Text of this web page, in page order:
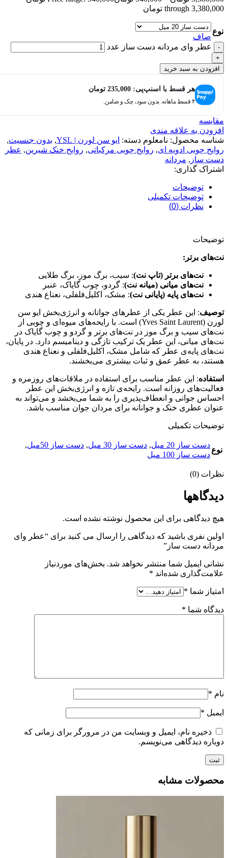
through 3,380,000 تومان
نوع
صاف
عطر وای مردانه دست ساز عدد
افزودن به سبد خرید
هر قسط با اسنپ‌پی: 235,000 تومان
۴ قسط ماهانه. بدون سود، چک و ضامن.
مقایسه
افزودن به علاقه مندی
شناسه محصول: نامعلوم دسته: ایو سن لورن | YSL , بدون جنسیت,
روایح چوبی ادویه ای, روایح چوبی مرکباتی, روایح خنک شیرین, عطر
دست ساز , مردانه
اشتراک گذاری:
توضیحات
توضیحات تکمیلی
نظرات (0)
توضیحات
نت‌های برتر:
نت‌های برتر (تاپ نت): سیب، برگ موز، برگ طلایی
نت‌های میانی (میانه نت): گردو، چوب گایاک، عنبر
نت‌های پایه (پایانی نت): مشک، اکلیل‌فلفلی، نعناع هندی
توصیف: این عطر یکی از عطرهای جوانانه و انرژی‌بخش ایو سن
لورن (Yves Saint Laurent) است. با رایحه‌های میوه‌ای و چوبی از
نت‌های سیب و برگ موز در نت‌های برتر و گردو و چوب گایاک در
نت‌های میانی، این عطر یک ترکیب تازگی و دینامیسم دارد. در پایان،
نت‌های پایه‌ی عطر که شامل مشک، اکلیل‌فلفلی و نعناع هندی
هستند، به عطر عمق و ثبات بیشتری می‌بخشند.
استفاده: این عطر مناسب برای استفاده در ملاقات‌های روزمره و
فعالیت‌های روزانه است. رایحه‌ی تازه و انرژی‌بخش این عطر
احساس جوانی و انعطاف‌پذیری را به شما می‌بخشد و می‌تواند به
عنوان عطری خنک و جوانانه برای مردان جوان مناسب باشد.
توضیحات تکمیلی
نوع
دست ساز 20 میل , دست ساز 30 میل , دست ساز 50میل
,
دست ساز 100 میل
نظرات (0)
دیدگاهها
هیچ دیدگاهی برای این محصول نوشته نشده است.
اولین نفری باشید که دیدگاهی را ارسال می کنید برای “عطر وای
مردانه دست ساز”
نشانی ایمیل شما منتشر نخواهد شد. بخش‌های موردنیاز
علامت‌گذاری شده‌اند *
امتیاز شما *
دیدگاه شما *
نام *
ایمیل *
ذخیره نام، ایمیل و وبسایت من در مرورگر برای زمانی که
دوباره دیدگاهی می‌نویسم.
محصولات مشابه